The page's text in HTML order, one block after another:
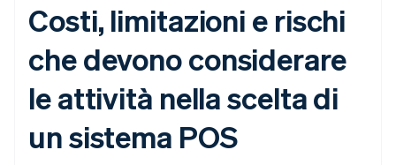
Costi, limitazioni e rischi
che devono considerare
le attività nella scelta di
un sistema POS